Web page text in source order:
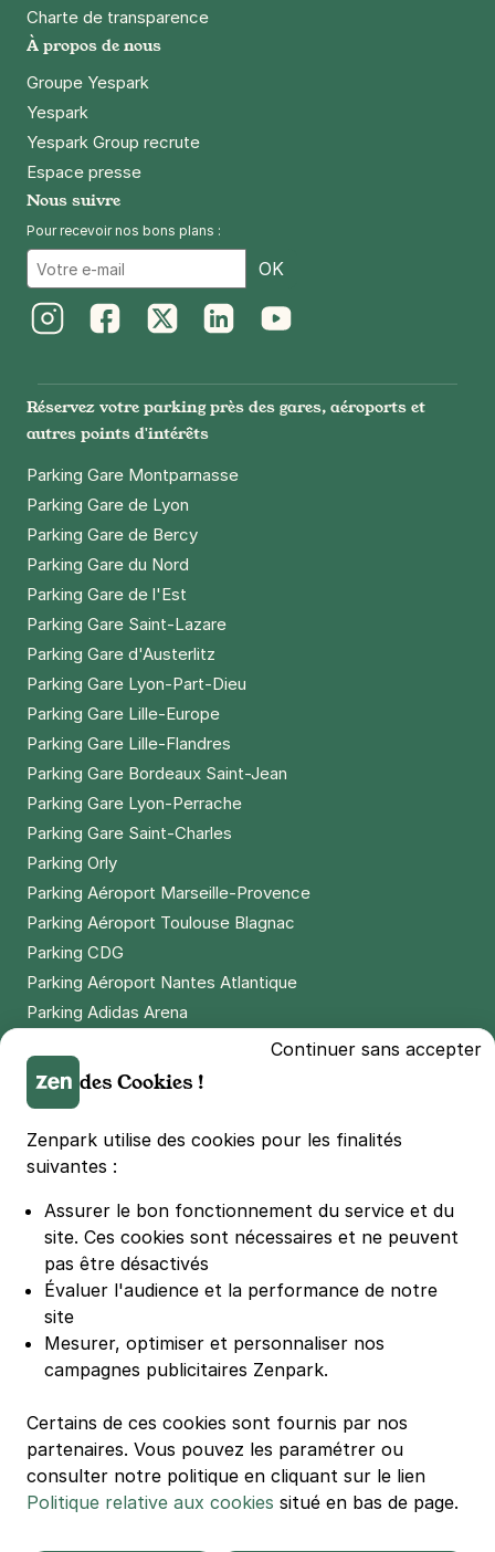
Charte de transparence
À propos de nous
Groupe Yespark
Yespark
Yespark Group recrute
Espace presse
Nous suivre
Pour recevoir nos bons plans :
OK
Réservez votre parking près des gares, aéroports et
autres points d'intérêts
Parking Gare Montparnasse
Parking Gare de Lyon
Parking Gare de Bercy
Parking Gare du Nord
Parking Gare de l'Est
Parking Gare Saint-Lazare
Parking Gare d'Austerlitz
Parking Gare Lyon-Part-Dieu
Parking Gare Lille-Europe
Parking Gare Lille-Flandres
Parking Gare Bordeaux Saint-Jean
Parking Gare Lyon-Perrache
Parking Gare Saint-Charles
Parking Orly
Parking Aéroport Marseille-Provence
Parking Aéroport Toulouse Blagnac
Parking CDG
Parking Aéroport Nantes Atlantique
Parking Adidas Arena
Parking LDLC Arena
Parking Stade Pierre Mauroy
Parking Groupama Stadium
Parking Vélodrome
Parking Bercy
Parking La Défense Arena
Parking Les 4 temps
Parking Nation
Parking Porte de Versailles
Parking Lille Grand Palais
Parking Casino Barrière Lille
🌍 Passer de 130 à 110 km/h sur autoroute réduit votre
Continuer sans accepter
des Cookies !
Zenpark utilise des cookies pour les finalités
suivantes :
Assurer le bon fonctionnement du service et du
site. Ces cookies sont nécessaires et ne peuvent
pas être désactivés
Évaluer l'audience et la performance de notre
site
Mesurer, optimiser et personnaliser nos
campagnes publicitaires Zenpark.
Certains de ces cookies sont fournis par nos
partenaires. Vous pouvez les paramétrer ou
consulter notre politique en cliquant sur le lien
Politique relative aux cookies situé en bas de page.